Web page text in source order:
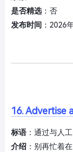
是否精选：否
发布时间 ：2026
16.
标语：通过与人
介绍 ：别再忙着